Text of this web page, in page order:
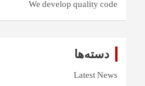
We develop quality code
دسته‌ها
Latest News